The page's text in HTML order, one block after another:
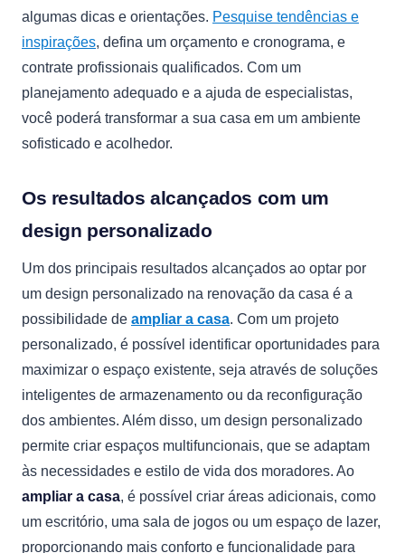
algumas dicas e orientações. Pesquise tendências e
inspirações, defina um orçamento e cronograma, e
contrate profissionais qualificados. Com um
planejamento adequado e a ajuda de especialistas,
você poderá transformar a sua casa em um ambiente
sofisticado e acolhedor.
Os resultados alcançados com um
design personalizado
Um dos principais resultados alcançados ao optar por
um design personalizado na renovação da casa é a
possibilidade de ampliar a casa. Com um projeto
personalizado, é possível identificar oportunidades para
maximizar o espaço existente, seja através de soluções
inteligentes de armazenamento ou da reconfiguração
dos ambientes. Além disso, um design personalizado
permite criar espaços multifuncionais, que se adaptam
às necessidades e estilo de vida dos moradores. Ao
ampliar a casa, é possível criar áreas adicionais, como
um escritório, uma sala de jogos ou um espaço de lazer,
proporcionando mais conforto e funcionalidade para